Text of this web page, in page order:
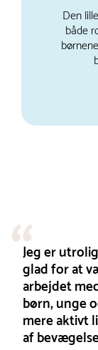
Den
både
Jeg er
glad for at
arbejdet
børn, unge
mere aktivt
af